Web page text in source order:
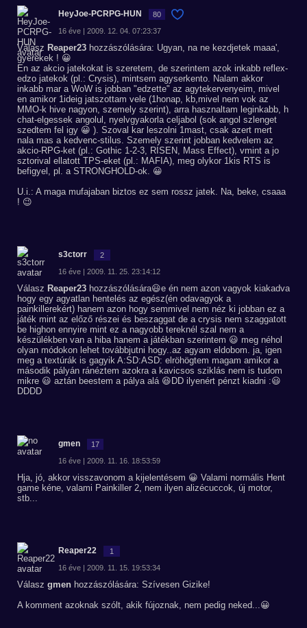
HeyJoe-PCRPG-HUN 80
16 éve | 2009. 12. 04. 07:23:37
Válasz Reaper23 hozzászólására: Ugyan, na ne kezdjetek maaa',
gyerekek ! 😀
En az akcio jatekokat is szeretem, de szerintem azok inkabb reflex-
edzo jatekok (pl.: Crysis), mintsem agyserkento. Nalam akkor
inkabb mar a WoW is jobban "edzette" az agytekervenyeim, mivel
en amikor 1ideig jatszottam vele (1honap, kb,mivel nem vok az
MMO-k hive nagyon, szemely szerint), arra hasznaltam leginkabb, h
chat-elgessek angolul, nyelvgyakorla celjabol (sok angol szlenget
szedtem fel igy 😀 ). Szoval kar leszolni 1mast, csak azert mert
nala mas a kedvenc-stilus. Szemely szerint jobban kedvelem az
akcio-RPG-ket (pl.: Gothic 1-2-3, RISEN, Mass Effect), vmint a jo
sztorival ellatott TPS-eket (pl.: MAFIA), meg olykor 1kis RTS is
befigyel, pl. a STRONGHOLD-ok. 😀
U.i.: A maga mufajaban biztos ez sem rossz jatek. Na, beke, csaaa
! 😉
s3ctorr 2
16 éve | 2009. 11. 25. 23:14:12
Válasz Reaper23 hozzászólására😃e én nem azon vagyok kiakadva
hogy egy agyatlan hentelés az egész(én odavagyok a
painkillerekért) hanem azon hogy semmivel nem néz ki jobban ez a
játék mint az előző részei és beszaggat de a crysis nem szaggatott
be highon ennyire mint ez a nagyobb tereknél szal nem a
készülékben van a hiba hanem a játékban szerintem 😃 meg néhol
olyan módokon lehet továbbjutni hogy..az agyam eldobom. ja, igen
meg a textúrák is gagyik A:SD:ASD: elröhögtem magam amikor a
második pályán ránéztem azokra a kavicsos sziklás nem is tudom
mikre 😃 aztán beestem a pálya alá 😆DD ilyenért pénzt kiadni :😃
DDDD
gmen 17
16 éve | 2009. 11. 16. 18:53:59
Hja, jó, akkor visszavonom a kijelentésem 😀 Valami normális Hent
game kéne, valami Painkiller 2, nem ilyen alizécuccok, új motor,
stb...
Reaper22 1
16 éve | 2009. 11. 15. 19:53:34
Válasz gmen hozzászólására: Szívesen Gizike!
A komment azoknak szólt, akik fújoznak, nem pedig neked...😀